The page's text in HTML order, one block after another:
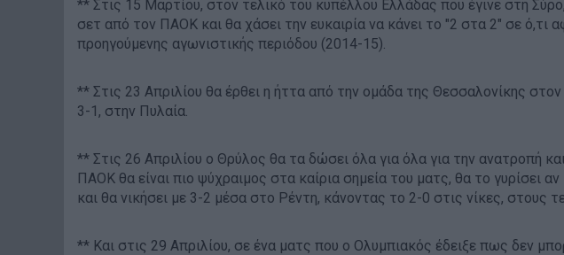
** Στις 15 Μαρτίου, στον τελικό του κυπέλλου Ελλάδας που έγινε στη
σετ από τον ΠΑΟΚ και θα χάσει την ευκαιρία να κάνει το "2 στα 2" σε ό,τι
προηγούμενης αγωνιστικής περιόδου (2014-15).
** Στις 23 Απριλίου θα έρθει η ήττα από την ομάδα της Θεσσαλονίκης
3-1, στην Πυλαία.
** Στις 26 Απριλίου ο Θρύλος θα τα δώσει όλα για όλα για την ανατροπή
ΠΑΟΚ θα είναι πιο ψύχραιμος στα καίρια σημεία του ματς, θα το γυρίσει
και θα νικήσει με 3-2 μέσα στο Ρέντη, κάνοντας το 2-0 στις νίκες, στους
** Και στις 29 Απριλίου, σε ένα ματς που ο Ολυμπιακός έδειξε πως δεν